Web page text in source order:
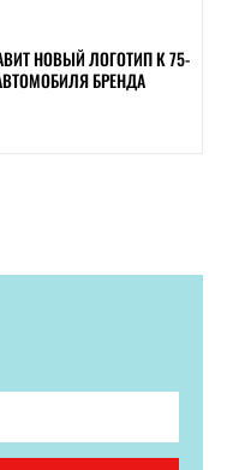
НОВЫЙ ЛОГОТИП К 75-
БРЕНДА